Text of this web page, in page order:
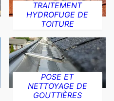
TRAITEMENT
HYDROFUGE DE
TOITURE
POSE ET
NETTOYAGE DE
GOUTTIÈRES